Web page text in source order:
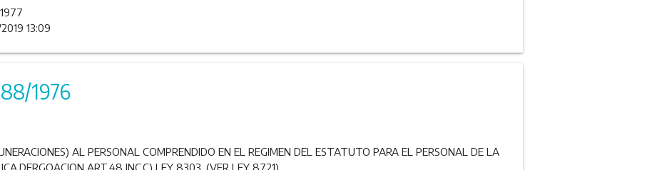
13:09
1976
AL PERSONAL COMPRENDIDO EN EL REGIMEN DEL ESTATUTO PARA EL PERSONAL DE LA
ART.48 INC.C) LEY 8303. (VER LEY 8721)